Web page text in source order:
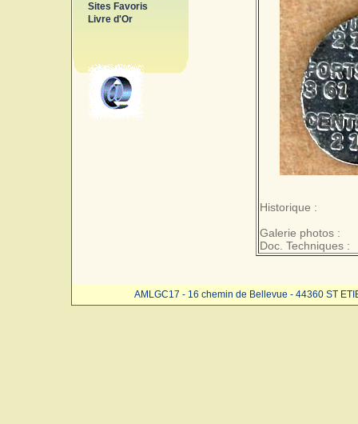
Sites Favoris
Livre d'Or
Historique :
Galerie photos :
Doc. Techniques :
AMLGC17 - 16 chemin de Bellevue - 44360 ST